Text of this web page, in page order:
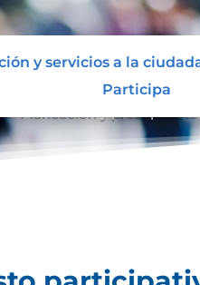
y servicios a la
Participa